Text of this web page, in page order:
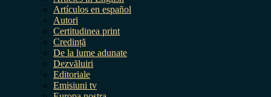
Artículos en español
Autori
Certitudinea print
Credință
De la lume adunate
Dezvăluiri
Editoriale
Emisiuni tv